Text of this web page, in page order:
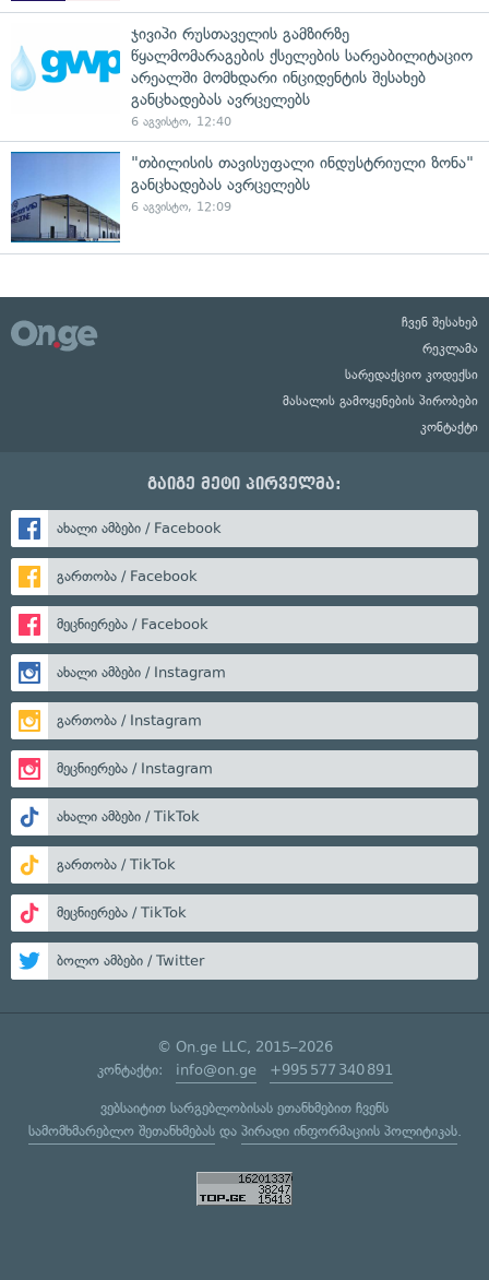
ჯივიპი რუსთაველის გამზირზე
წყალმომარაგების ქსელების სარეაბილიტაციო
არეალში მომხდარი ინციდენტის შესახებ
განცხადებას ავრცელებს
6 აგვისტო, 12:40
"თბილისის თავისუფალი ინდუსტრიული ზონა"
განცხადებას ავრცელებს
6 აგვისტო, 12:09
ჩვენ შესახებ
რეკლამა
სარედაქციო კოდექსი
მასალის გამოყენების პირობები
კონტაქტი
გაიგე მეტი პირველმა:
ახალი ამბები / Facebook
გართობა / Facebook
მეცნიერება / Facebook
ახალი ამბები / Instagram
გართობა / Instagram
მეცნიერება / Instagram
ახალი ამბები / TikTok
გართობა / TikTok
მეცნიერება / TikTok
ბოლო ამბები / Twitter
© On.ge LLC, 2015–2026
კონტაქტი: info@on.ge +995 577 340 891
ვებსაიტით სარგებლობისას ეთანხმებით ჩვენს
სამომხმარებლო შეთანხმებასდა პირადი ინფორმაციის პოლიტიკას.